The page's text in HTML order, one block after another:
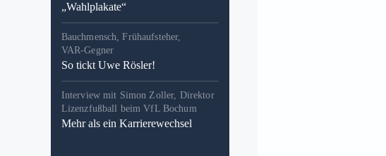
„Wahlplakate“
Bauchmensch, Frühaufsteher,
VAR-Gegner
So tickt Uwe Rösler!
Interview mit Simon Zoller, Direktor
Lizenzfußball beim VfL Bochum
Mehr als ein Karrierewechsel